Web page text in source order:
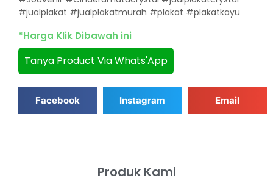
#jualplakat #jualplakatmurah #plakat #plakatkayu
*Harga Klik Dibawah ini
Tanya Product Via Whats'App
Facebook Instagram Email
Produk Kami